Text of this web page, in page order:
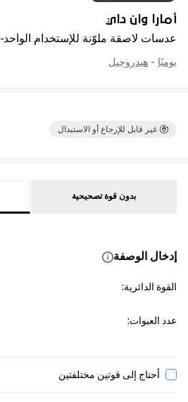
أمارا وان داي
عدسات لاصقة ملوّنة للإستخدام الواحد
يوميًا - هيدروجيل
غير قابل للإرجاع أو الاستبدال
بدون قوة تصحيحية
إدخال الوصفة
القوة الدائرية:
عدد العبوات:
أحتاج إلى قوتين مختلفتين